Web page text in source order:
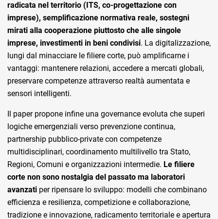
radicata nel territorio (ITS, co-progettazione con
imprese), semplificazione normativa reale, sostegni
mirati alla cooperazione piuttosto che alle singole
imprese, investimenti in beni condivisi. La digitalizzazione,
lungi dal minacciare le filiere corte, può amplificarne i
vantaggi: mantenere relazioni, accedere a mercati globali,
preservare competenze attraverso realtà aumentata e
sensori intelligenti.
Il paper propone infine una governance evoluta che superi
logiche emergenziali verso prevenzione continua,
partnership pubblico-private con competenze
multidisciplinari, coordinamento multilivello tra Stato,
Regioni, Comuni e organizzazioni intermedie. Le filiere
corte non sono nostalgia del passato ma laboratori
avanzati per ripensare lo sviluppo: modelli che combinano
efficienza e resilienza, competizione e collaborazione,
tradizione e innovazione, radicamento territoriale e apertura